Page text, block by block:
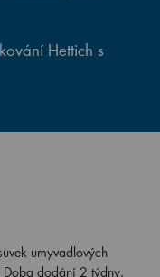
Hettich s
umyvadlových
Doba dodání 2 týdny.